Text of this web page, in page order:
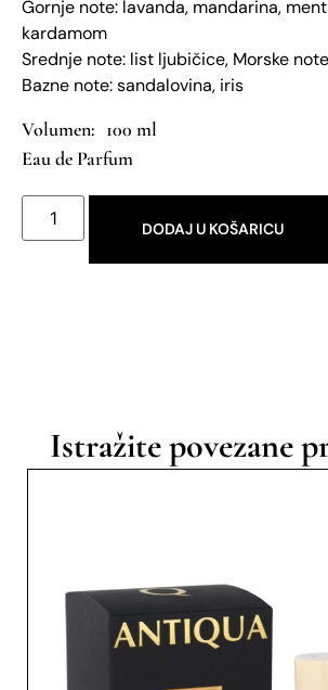
Gornje note: lavanda, mandarina,
kardamom
Srednje note: list ljubičice, Morske note
Bazne note: sandalovina, iris
100 ml
Eau de Parfum
DODAJ U KOŠARICU
Istražite povezane